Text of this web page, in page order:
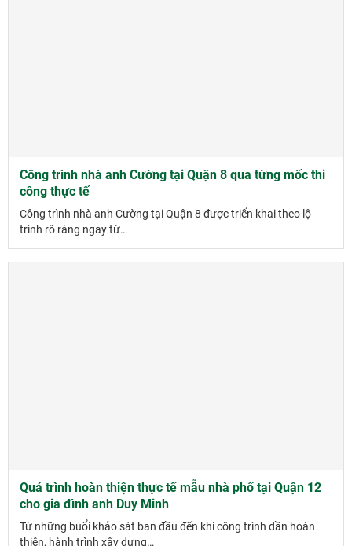
Công trình nhà anh Cường tại Quận 8 qua từng mốc thi
công thực tế
Công trình nhà anh Cường tại Quận 8 được triển khai theo lộ
trình rõ ràng ngay từ…
Quá trình hoàn thiện thực tế mẫu nhà phố tại Quận 12
cho gia đình anh Duy Minh
Từ những buổi khảo sát ban đầu đến khi công trình dần hoàn
thiện, hành trình xây dựng…